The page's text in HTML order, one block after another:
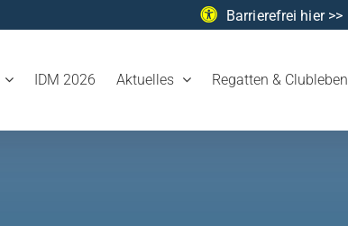
Barrierefrei hier >>
IDM 2026 Aktuelles Regatten & Clubleben